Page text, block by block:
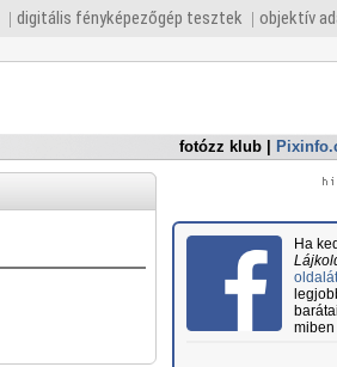
digitális fényképezőgép tesztek objektív
fotózz klub
Ha
oldalát